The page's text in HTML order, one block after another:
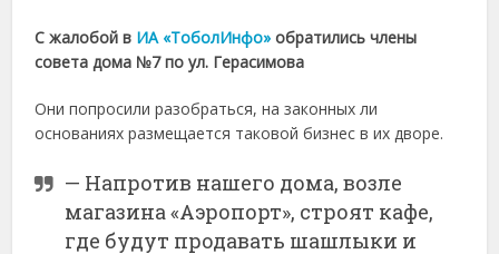
С жалобой в ИА «ТоболИнфо» обратились члены
совета дома №7 по ул. Герасимова
Они попросили разобраться, на законных ли
основаниях размещается таковой бизнес в их дворе.
— Напротив нашего дома, возле
магазина «Аэропорт», строят кафе,
где будут продавать шашлыки и